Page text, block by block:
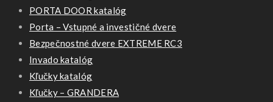
PORTA DOOR katalóg
Porta – Vstupné a investičné dvere
Bezpečnostné dvere EXTREME RC3
Invado katalóg
Kľučky katalóg
Kľučky – GRANDERA